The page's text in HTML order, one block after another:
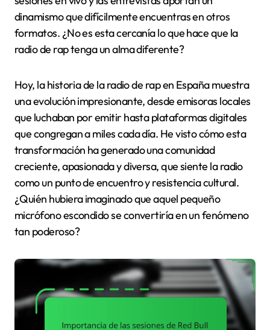
dinamismo que difícilmente encuentras en otros
formatos. ¿No es esta cercanía lo que hace que la
radio de rap tenga un alma diferente?
Hoy, la historia de la radio de rap en España muestra
una evolución impresionante, desde emisoras locales
que luchaban por emitir hasta plataformas digitales
que congregan a miles cada día. He visto cómo esta
transformación ha generado una comunidad
creciente, apasionada y diversa, que siente la radio
como un punto de encuentro y resistencia cultural.
¿Quién hubiera imaginado que aquel pequeño
micrófono escondido se convertiría en un fenómeno
tan poderoso?